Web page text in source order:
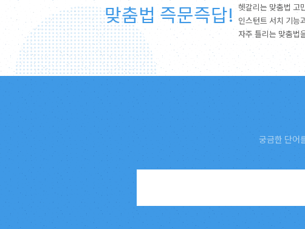
맞춤법 즉문즉답! 헷갈리는 맞춤법 고
인스턴트 서치 기능
자주 틀리는 맞춤법
궁금한 단어